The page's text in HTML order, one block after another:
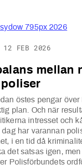
12 FEB 2026
mellan
östes pengar
plan. Och när
intresset och
dag har varannan
i en tid då
det satsas igen,
Polisförbundets